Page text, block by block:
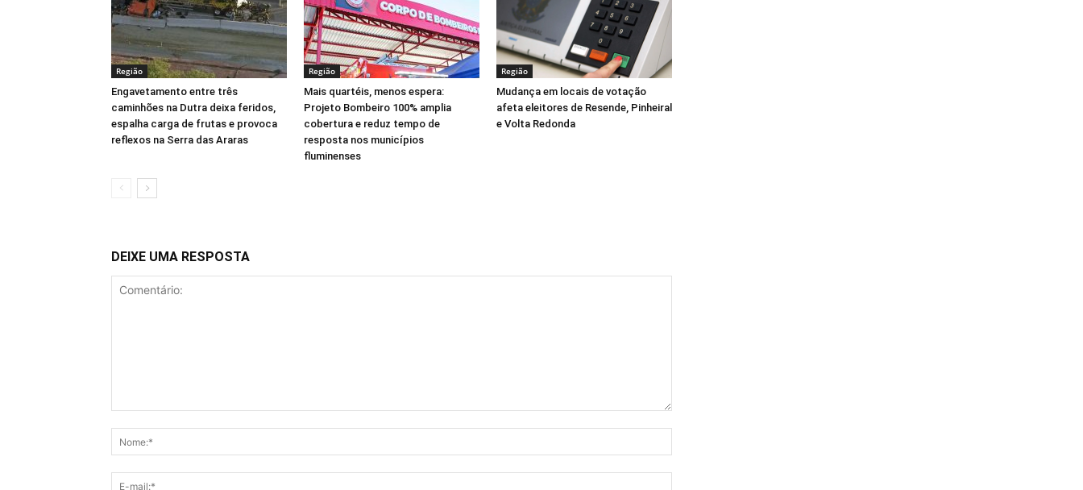
Região
Engavetamento entre três
caminhões na Dutra deixa feridos,
espalha carga de frutas e provoca
reflexos na Serra das Araras
Região
Mais quartéis, menos espera:
Projeto Bombeiro 100% amplia
cobertura e reduz tempo de
resposta nos municípios
fluminenses
Região
Mudança em locais de votação
afeta eleitores de Resende, Pinheiral
e Volta Redonda
DEIXE UMA RESPOSTA